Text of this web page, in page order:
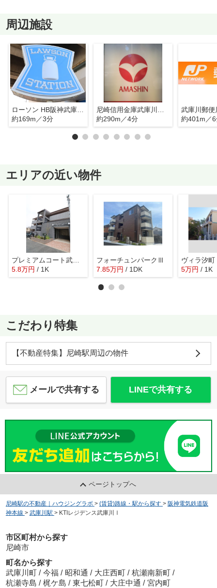
周辺施設
ローソン HB阪神武庫川東口店
約169m／3分
約290m／4分
武庫川郵便
約401m／
エリアの近い物件
プレミアムコート武庫川
5.8万円 / 1K
フォーチュンパークⅢ
7.85万円 / 1DK
ヴィラ汐町
5万円 / 1K
こだわり特集
【不動産特集】尼崎駅周辺の物件
メールで共有する LINEで共有する
ページトップへ
尼崎駅の不動産｜ハウジングラボ > (賃貸)路線・駅から探す > 阪神電気鉄道阪
神本線 > 武庫川駅 > KTIレジデンス武庫川Ⅰ
市区町村から探す
尼崎市
町名から探す
武庫川町 / 今福 / 昭和通 / 大庄西町 / 杭瀬南新町 /
杭瀬寺島 / 梶ケ島 / 東七松町 / 大庄中通 / 宮内町